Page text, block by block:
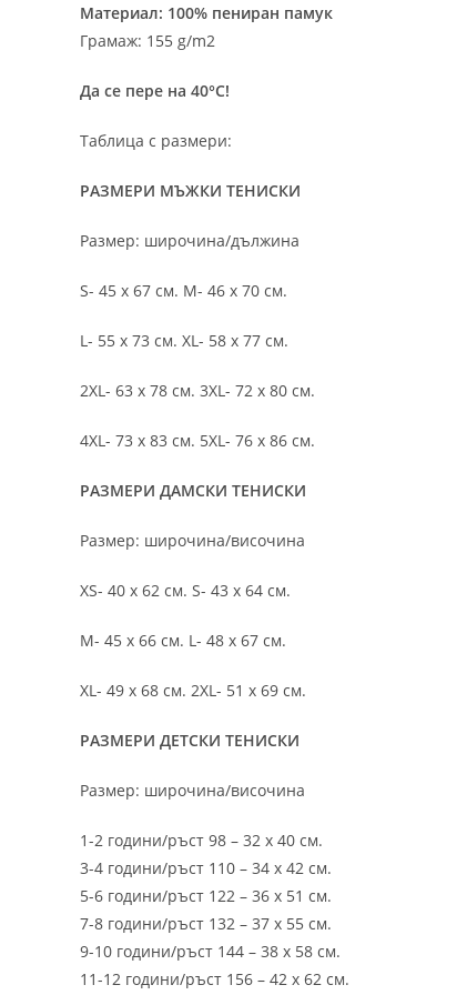
Материал: 100% пениран памук
Грамаж: 155 g/m2
Да се пере на 40°C!
Таблица с размери:
РАЗМЕРИ МЪЖКИ ТЕНИСКИ
Размер: широчина/дължина
S- 45 х 67 см. M- 46 х 70 см.
L- 55 х 73 см. XL- 58 х 77 см.
2XL- 63 х 78 см. 3XL- 72 х 80 см.
4XL- 73 х 83 см. 5XL- 76 х 86 см.
РАЗМЕРИ ДАМСКИ ТЕНИСКИ
Размер: широчина/височина
XS- 40 х 62 см. S- 43 х 64 см.
M- 45 х 66 см. L- 48 х 67 см.
XL- 49 х 68 см. 2XL- 51 х 69 см.
РАЗМЕРИ ДЕТСКИ ТЕНИСКИ
Размер: широчина/височина
1-2 години/ръст 98 – 32 х 40 см.
3-4 години/ръст 110 – 34 х 42 см.
5-6 години/ръст 122 – 36 х 51 см.
7-8 години/ръст 132 – 37 х 55 см.
9-10 години/ръст 144 – 38 х 58 см.
11-12 години/ръст 156 – 42 x 62 см.